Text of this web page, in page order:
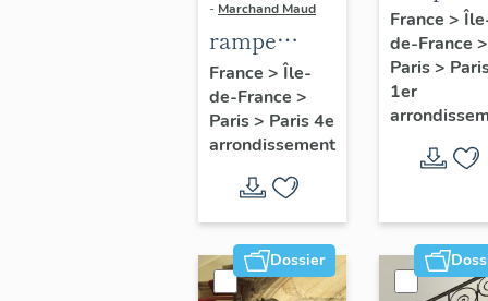
- Marchand Maud
rampe
d'appui,
escalier de
la maison à
cochère
dite hôtel
Charpentier
(non étudié)
France > Île-
de-France >
Paris> Paris 4e
arrondissement
d'appui,
escalier
la
porte
cochère
(non
France >
de-France >
Paris>
1er
Dossier